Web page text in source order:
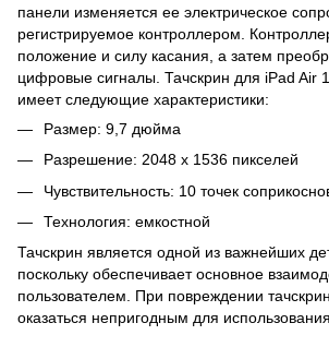
панели изменяется ее электрическое
регистрируемое контроллером.
положение и силу касания, а затем
цифровые сигналы. Тачскрин для iPad Air
имеет следующие характеристики:
Размер: 9,7 дюйма
Разрешение: 2048 x 1536 пикселей
Чувствительность: 10 точек
Технология: емкостной
Тачскрин является одной из важнейших
поскольку обеспечивает основное
пользователем. При повреждении
оказаться непригодным для